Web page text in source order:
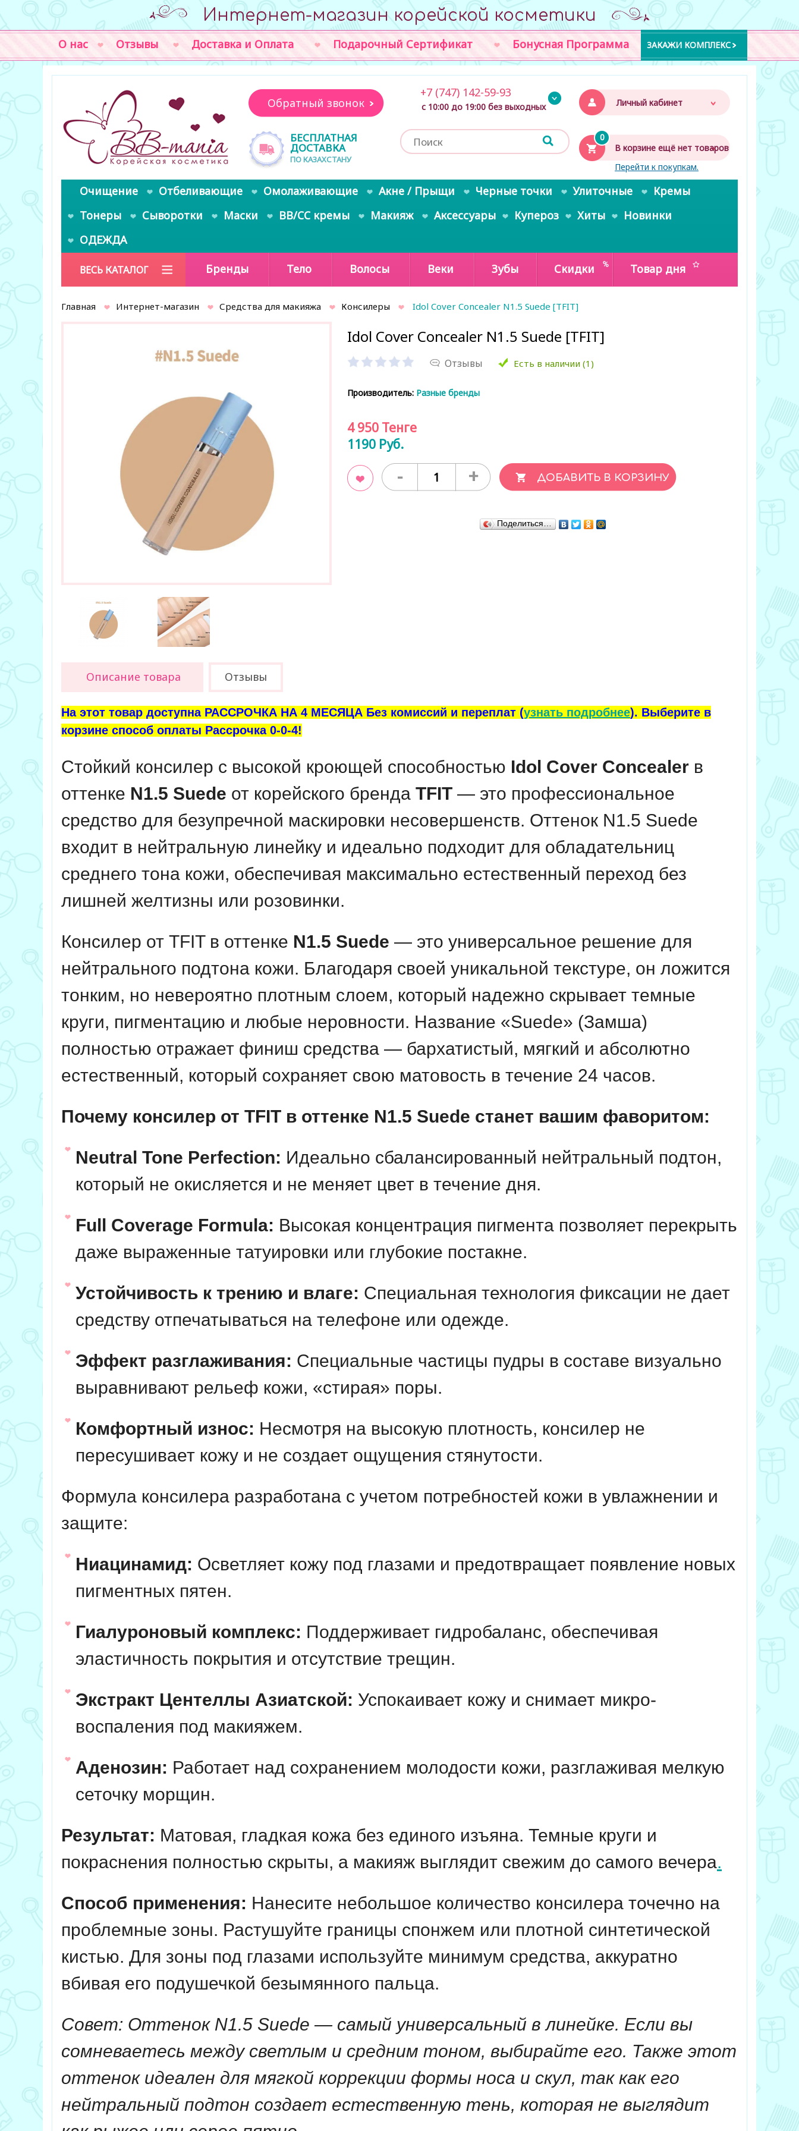
Интернет-магазин корейской косметики
О нас Отзывы Доставка и Оплата Подарочный Сертификат Бонусная Программа ЗАКАЖИ КОМПЛЕКС
Личный кабинет
0
В корзине ещё нет товаров
Перейти к покупкам.
Обратный звонок
БЕСПЛАТНАЯ
ДОСТАВКА
ПО КАЗАХСТАНУ
+7 (747) 142-59-93
с 10:00 до 19:00 без выходных
Очищение Отбеливающие Омолаживающие Акне / Прыщи Черные точки Улиточные
Кремы
Тонеры
Сыворотки Маски BB/CC кремы Макияж Аксессуары Купероз Хиты
Новинки
ОДЕЖДА
ВЕСЬ КАТАЛОГ Бренды Тело Волосы Веки Зубы Скидки Товар дня
Главная Интернет-магазин Средства для макияжа Консилеры Idol Cover Concealer N1.5 Suede [TFIT]
Idol Cover Concealer N1.5 Suede [TFIT]
Отзывы Есть в наличии (1)
Производитель: Разные бренды
4 950 Тенге
1190 Руб.
- +
Поделиться…
Описание товара Отзывы
На этот товар доступна РАССРОЧКА НА 4 МЕСЯЦА Без комиссий и переплат (узнать подробнее). Выберите в
корзине способ оплаты Рассрочка 0-0-4!
Стойкий консилер с высокой кроющей способностью Idol Cover Concealer в
оттенке N1.5 Suede от корейского бренда TFIT — это профессиональное
средство для безупречной маскировки несовершенств. Оттенок N1.5 Suede
входит в нейтральную линейку и идеально подходит для обладательниц
среднего тона кожи, обеспечивая максимально естественный переход без
лишней желтизны или розовинки.
Консилер от TFIT в оттенке N1.5 Suede — это универсальное решение для
нейтрального подтона кожи. Благодаря своей уникальной текстуре, он ложится
тонким, но невероятно плотным слоем, который надежно скрывает темные
круги, пигментацию и любые неровности. Название «Suede» (Замша)
полностью отражает финиш средства — бархатистый, мягкий и абсолютно
естественный, который сохраняет свою матовость в течение 24 часов.
Почему консилер от TFIT в оттенке N1.5 Suede станет вашим фаворитом:
Neutral Tone Perfection: Идеально сбалансированный нейтральный подтон,
который не окисляется и не меняет цвет в течение дня.
Full Coverage Formula: Высокая концентрация пигмента позволяет перекрыть
даже выраженные татуировки или глубокие постакне.
Устойчивость к трению и влаге: Специальная технология фиксации не дает
средству отпечатываться на телефоне или одежде.
Эффект разглаживания: Специальные частицы пудры в составе визуально
выравнивают рельеф кожи, «стирая» поры.
Комфортный износ: Несмотря на высокую плотность, консилер не
пересушивает кожу и не создает ощущения стянутости.
Формула консилера разработана с учетом потребностей кожи в увлажнении и
защите:
Ниацинамид: Осветляет кожу под глазами и предотвращает появление новых
пигментных пятен.
Гиалуроновый комплекс: Поддерживает гидробаланс, обеспечивая
эластичность покрытия и отсутствие трещин.
Экстракт Центеллы Азиатской: Успокаивает кожу и снимает микро-
воспаления под макияжем.
Аденозин: Работает над сохранением молодости кожи, разглаживая мелкую
сеточку морщин.
Результат: Матовая, гладкая кожа без единого изъяна. Темные круги и
покраснения полностью скрыты, а макияж выглядит свежим до самого вечера.
Способ применения: Нанесите небольшое количество консилера точечно на
проблемные зоны. Растушуйте границы спонжем или плотной синтетической
кистью. Для зоны под глазами используйте минимум средства, аккуратно
вбивая его подушечкой безымянного пальца.
Совет: Оттенок N1.5 Suede — самый универсальный в линейке. Если вы
сомневаетесь между светлым и средним тоном, выбирайте его. Также этот
оттенок идеален для мягкой коррекции формы носа и скул, так как его
нейтральный подтон создает естественную тень, которая не выглядит